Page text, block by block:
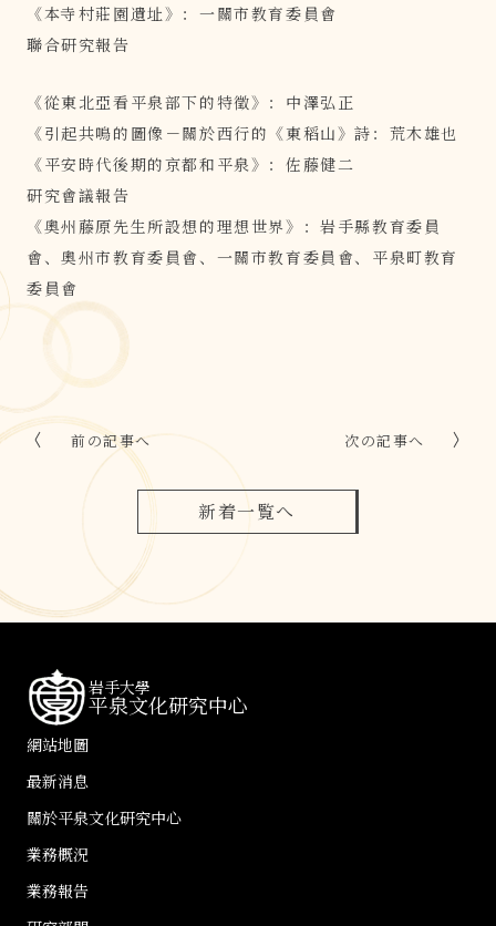
《本寺村莊園遺址》：一關市教育委員會
聯合研究報告
《從東北亞看平泉部下的特徵》：中澤弘正
《引起共鳴的圖像－關於西行的《東稻山》詩：荒木雄也
《平安時代後期的京都和平泉》：佐藤健二
研究會議報告
《奧州藤原先生所設想的理想世界》：岩手縣教育委員
會、奧州市教育委員會、一關市教育委員會、平泉町教育
委員會
前の記事へ
新着一覧へ
次の記事へ
岩手大學
平泉文化研究中心
網站地圖
最新消息
關於平泉文化研究中心
業務概況
業務報告